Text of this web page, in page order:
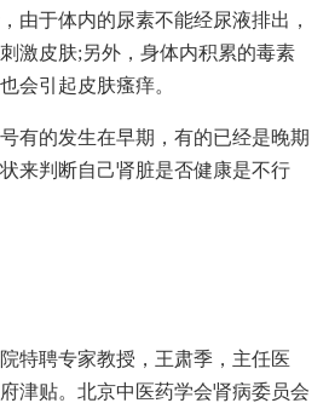
由于体内的尿素不能经尿液排出，
激皮肤;另外，身体内积累的毒素
会引起皮肤瘙痒。
有的发生在早期，有的已经是晚期
来判断自己肾脏是否健康是不行
特聘专家教授，王肃季，主任医
津贴。北京中医药学会肾病委员会